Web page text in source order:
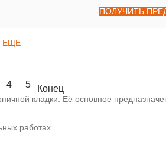
ПОЛУЧИТЬ
ЕЩЕ
4 5 Конец
кладки. Её основное
работах.